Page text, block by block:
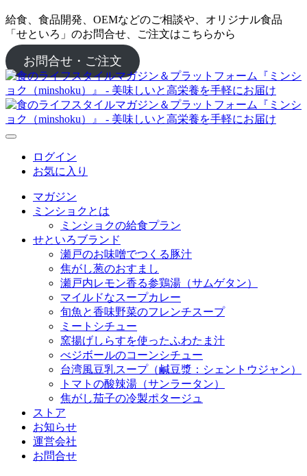
給食、食品開発、OEMなどのご相談や、オリジナル食品
「せといろ」のお問合せ、ご注文はこちらから
お問合せ・ご注文
ログイン
お気に入り
マガジン
ミンショクとは
ミンショクの給食プラン
せといろブランド
瀬戸のお味噌でつくる豚汁
焦がし葱のおすまし
瀬戸内レモン香る参鶏湯（サムゲタン）
マイルドなスープカレー
旬魚と香味野菜のフレンチスープ
ミートシチュー
窯揚げしらすを使ったふわたま汁
べジボールのコーンシチュー
台湾風豆乳スープ（鹹豆漿：シェントウジャン）
トマトの酸辣湯（サンラータン）
焦がし茄子の冷製ポタージュ
ストア
お知らせ
運営会社
お問合せ